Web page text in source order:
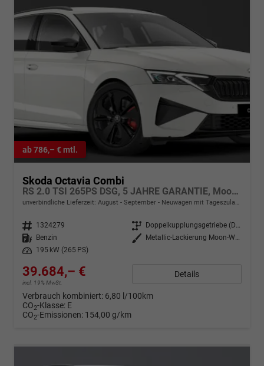
ab 786,– € mtl.
Skoda Octavia Combi
RS 2.0 TSI 265PS DSG, 5 JAHRE GARANTIE, Moon-White, ANHÄNGERKUPPLUNG, 18"Alu, MATRIX-LED, NAVI, Elektr. Heckklappe, ACC, Kessy, Alarm, Climatronic, ParkAssist, PDC, Kamera, Sitzheizung, Privacy-Glas, Netztrennwand, Virtual Cockpit 10"
unverbindliche Lieferzeit: August - September Neuwagen mit Tageszulassung
Fahrzeugnr. 1324279 Getriebe
Doppelkupplungsgetriebe (DSG)
Kraftstoff
Benzin Außenfarbe
Metallic-Lackierung Moon-Weiß
Leistung
195 kW (265 PS)
39.684,– €
incl. 19% MwSt.
Details
Verbrauch kombiniert: 6,80 l/100km
CO2-Klasse: E
CO2-Emissionen: 154,00 g/km